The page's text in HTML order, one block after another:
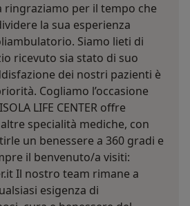
ringraziamo per il tempo che
la sua esperienza
Siamo lieti di
ricevuto sia stato di suo
dei nostri pazienti è
Cogliamo l’occasione
LIFE CENTER offre
specialità mediche, con
un benessere a 360 gradi e
il benvenuto/a visiti:
Il nostro team rimane a
esigenza di